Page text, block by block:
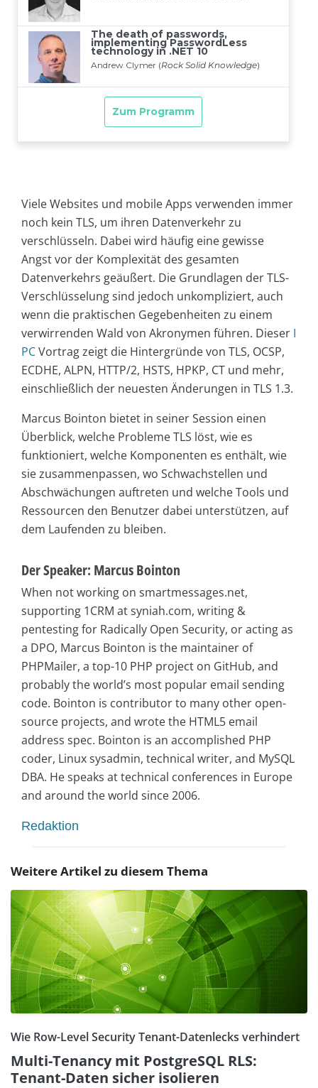
Viele Websites und mobile Apps verwenden immer
noch kein TLS, um ihren Datenverkehr zu
verschlüsseln. Dabei wird häufig eine gewisse
Angst vor der Komplexität des gesamten
Datenverkehrs geäußert. Die Grundlagen der TLS-
Verschlüsselung sind jedoch unkompliziert, auch
wenn die praktischen Gegebenheiten zu einem
verwirrenden Wald von Akronymen führen. Dieser I
PCVortrag zeigt die Hintergründe von TLS, OCSP,
ECDHE, ALPN, HTTP/2, HSTS, HPKP, CT und mehr,
einschließlich der neuesten Änderungen in TLS 1.3.
Marcus Bointon bietet in seiner Session einen
Überblick, welche Probleme TLS löst, wie es
funktioniert, welche Komponenten es enthält, wie
sie zusammenpassen, wo Schwachstellen und
Abschwächungen auftreten und welche Tools und
Ressourcen den Benutzer dabei unterstützen, auf
dem Laufenden zu bleiben.
Der Speaker: Marcus Bointon
When not working on smartmessages.net,
supporting 1CRM at syniah.com, writing &
pentesting for Radically Open Security, or acting as
a DPO, Marcus Bointon is the maintainer of
PHPMailer, a top-10 PHP project on GitHub, and
probably the world’s most popular email sending
code. Bointon is contributor to many other open-
source projects, and wrote the HTML5 email
address spec. Bointon is an accomplished PHP
coder, Linux sysadmin, technical writer, and MySQL
DBA. He speaks at technical conferences in Europe
and around the world since 2006.
Redaktion
Weitere Artikel zu diesem Thema
Wie Row-Level Security Tenant-Datenlecks verhindert
Multi-Tenancy mit PostgreSQL RLS:
Tenant-Daten sicher isolieren